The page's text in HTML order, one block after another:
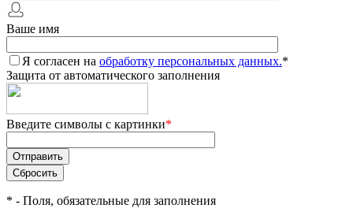
Ваше имя
Я согласен на обработку персональных данных.*
Защита от автоматического заполнения
Введите символы с картинки*
* - Поля, обязательные для заполнения